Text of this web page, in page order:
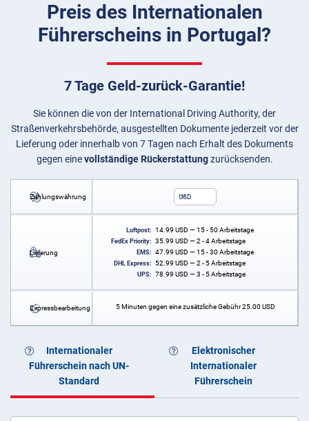
Preis des Internationalen
Führerscheins in Portugal?
7 Tage Geld-zurück-Garantie!
Sie können die von der International Driving Authority, der
Straßenverkehrsbehörde, ausgestellten Dokumente jederzeit vor der
Lieferung oder innerhalb von 7 Tagen nach Erhalt des Dokuments
gegen einevollständige Rückerstattungzurücksenden.
Zahlungswährung USD
Lieferung
Luftpost: 14.99 USD — 15 - 50 Arbeitstage
FedEx Priority: 35.99 USD — 2 - 4 Arbeitstage
EMS: 47.99 USD — 15 - 30 Arbeitstage
DHL Express: 52.99 USD — 2 - 5 Arbeitstage
UPS: 78.99 USD — 3 - 5 Arbeitstage
Expressbearbeitung 5 Minuten gegen eine zusätzliche Gebühr25.00 USD
Internationaler
Führerschein nach UN-
Standard
Elektronischer
Internationaler
Führerschein